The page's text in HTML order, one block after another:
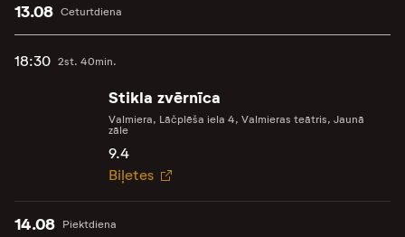
Ceturtdiena
13.08
18:30 2st. 40min.
Stikla zvērnīca
Valmiera, Lāčplēša iela 4, Valmieras teātris, Jaunā
zāle
9.4
Biļetes
Piektdiena
14.08